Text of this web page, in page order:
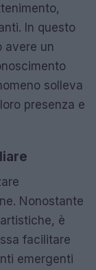
In questo
avere un
solleva
presenza e
Nonostante
è
facilitare
emergenti